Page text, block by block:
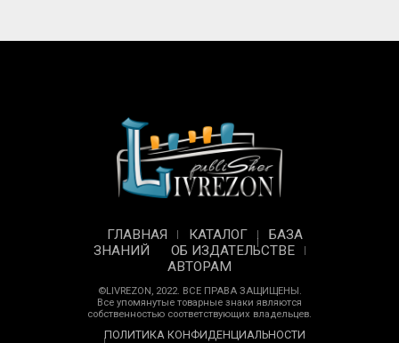
ГЛАВНАЯ КАТАЛОГ
БАЗА
ЗНАНИЙ
ОБ ИЗДАТЕЛЬСТВЕ
АВТОРАМ
©LIVREZON, 2022. ВСЕ ПРАВА ЗАЩИЩЕНЫ.
Все упомянутые товарные знаки являются
собственностью соответствующих владельцев.
ПОЛИТИКА КОНФИДЕНЦИАЛЬНОСТИ